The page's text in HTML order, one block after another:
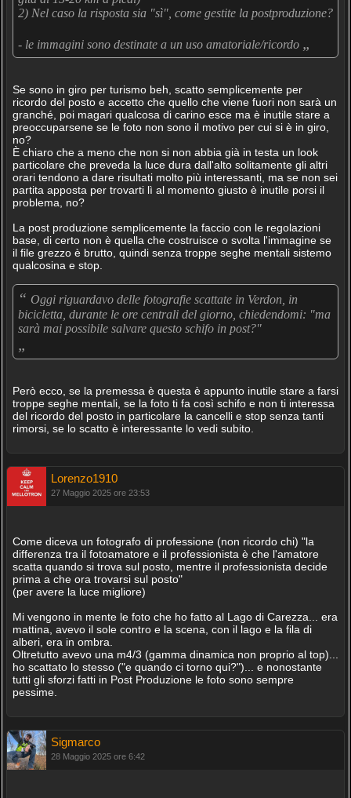
2) Nel caso la risposta sia "sì", come gestite la postproduzione?
- le immagini sono destinate a un uso amatoriale/ricordo „
Se sono in giro per turismo beh, scatto semplicemente per
ricordo del posto e accetto che quello che viene fuori non sarà un
granché, poi magari qualcosa di carino esce ma è inutile stare a
preoccuparsene se le foto non sono il motivo per cui si è in giro,
no?
È chiaro che a meno che non si non abbia già in testa un look
particolare che preveda la luce dura dall'alto solitamente gli altri
orari tendono a dare risultati molto più interessanti, ma se non sei
partita apposta per trovarti lì al momento giusto è inutile porsi il
problema, no?
La post produzione semplicemente la faccio con le regolazioni
base, di certo non è quella che costruisce o svolta l'immagine se
il file grezzo è brutto, quindi senza troppe seghe mentali sistemo
qualcosina e stop.
“ Oggi riguardavo delle fotografie scattate in Verdon, in
bicicletta, durante le ore centrali del giorno, chiedendomi: "ma
sarà mai possibile salvare questo schifo in post?"
„
Però ecco, se la premessa è questa è appunto inutile stare a farsi
troppe seghe mentali, se la foto ti fa così schifo e non ti interessa
del ricordo del posto in particolare la cancelli e stop senza tanti
rimorsi, se lo scatto è interessante lo vedi subito.
Lorenzo1910
27 Maggio 2025 ore 23:53
Come diceva un fotografo di professione (non ricordo chi) "la
differenza tra il fotoamatore e il professionista è che l'amatore
scatta quando si trova sul posto, mentre il professionista decide
prima a che ora trovarsi sul posto"
(per avere la luce migliore)
Mi vengono in mente le foto che ho fatto al Lago di Carezza... era
mattina, avevo il sole contro e la scena, con il lago e la fila di
alberi, era in ombra.
Oltretutto avevo una m4/3 (gamma dinamica non proprio al top)...
ho scattato lo stesso ("e quando ci torno qui?")... e nonostante
tutti gli sforzi fatti in Post Produzione le foto sono sempre
pessime.
Sigmarco
28 Maggio 2025 ore 6:42